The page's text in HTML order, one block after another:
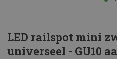
LED railspot mini
universeel - GU10